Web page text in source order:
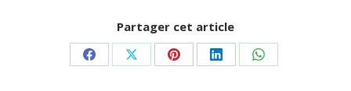
Partager cet article
PartagerPartagerPartagerPartagerPartager